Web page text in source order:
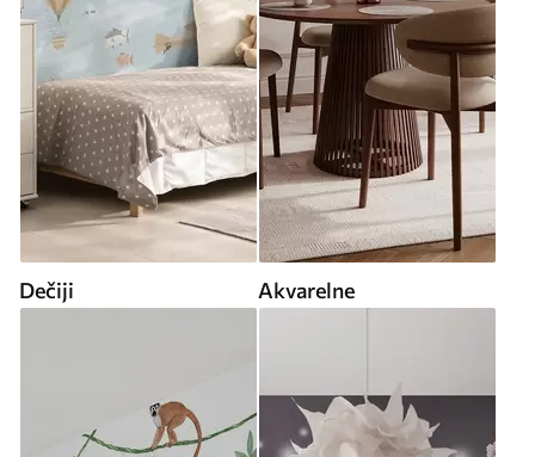
Dečiji Akvarelne